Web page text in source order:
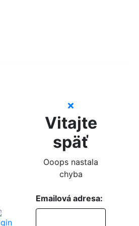
Vitajte
späť
Ooops nastala
chyba
Emailová adresa: